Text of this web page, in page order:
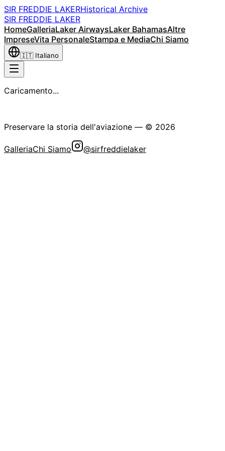
SIR FREDDIE LAKERHistorical Archive
SIR FREDDIE LAKER
HomeGalleriaLaker AirwaysLaker BahamasAltre
ImpreseVita PersonaleStampa e MediaChi Siamo
🇮🇹 Italiano
Caricamento...
Preservare la storia dell'aviazione — © 2026
GalleriaChi Siamo @sirfreddielaker